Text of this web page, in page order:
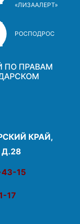
«ЛИЗААЛЕРТ»
РОСПОДРОС
ПРАВАМ
КРАЙ,
15
17